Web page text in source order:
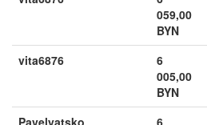
059,00
BYN
vita6876
6
005,00
BYN
Pavelyatsko
6